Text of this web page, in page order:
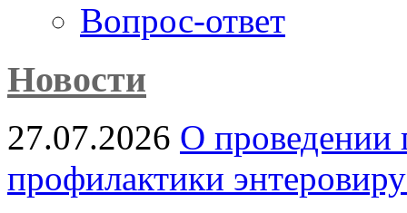
Вопрос-ответ
Новости
27.07.2026 О проведении
профилактики